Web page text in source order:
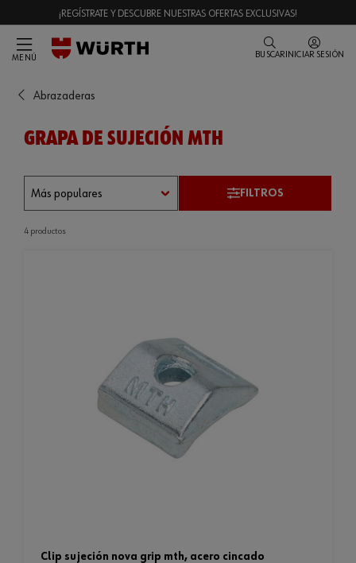
¡REGÍSTRATE Y DESCUBRE NUESTRAS OFERTAS EXCLUSIVAS!
MENÚ BUSCAR INICIAR SESIÓN
Abrazaderas
GRAPA DE SUJECIÓN MTH
FILTROS
4 productos
clip sujeción nova grip mth, acero cincado